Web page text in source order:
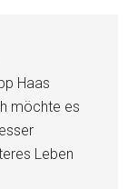
Haas
möchte es
Leben